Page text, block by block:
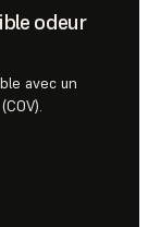
odeur
avec un